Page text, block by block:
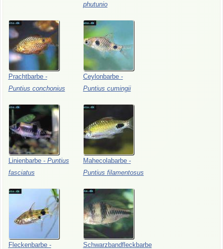
phutunio
Prachtbarbe -
Puntius conchonius
Ceylonbarbe -
Puntius cumingii
Linienbarbe - Puntius
fasciatus
Mahecolabarbe -
Puntius filamentosus
Fleckenbarbe -
Schwarzbandfleckbarbe